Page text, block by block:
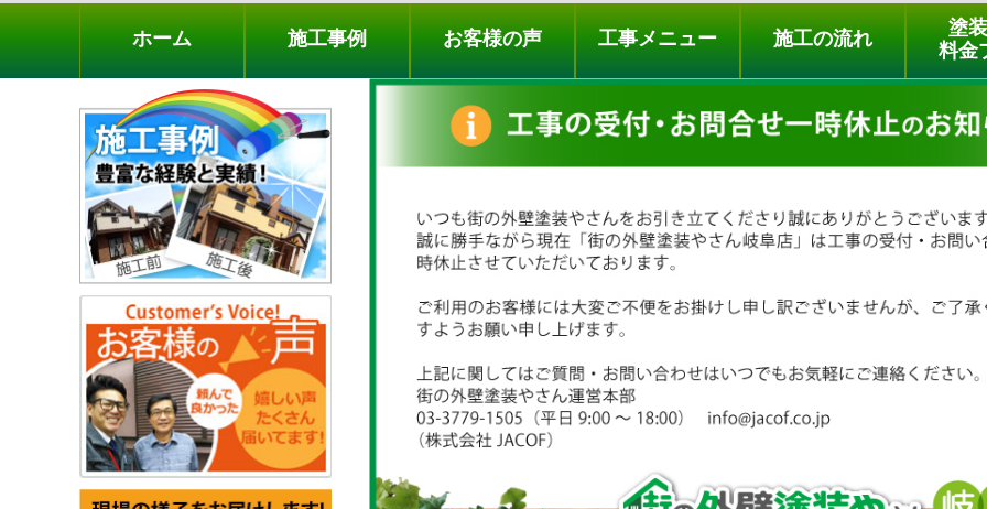
料金プラン 無料点検
ホーム 施工事例 お客様の声 工事メニュー 施工の流れ
塗
料金